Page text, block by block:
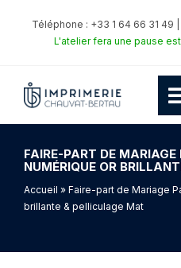
Téléphone : +33 1 64 66 31 49 |
L'atelier fera une pause
FAIRE-PART DE MARIAGE
NUMÉRIQUE OR
Accueil » Faire-part de Mariage
brillante & pelliculage Mat